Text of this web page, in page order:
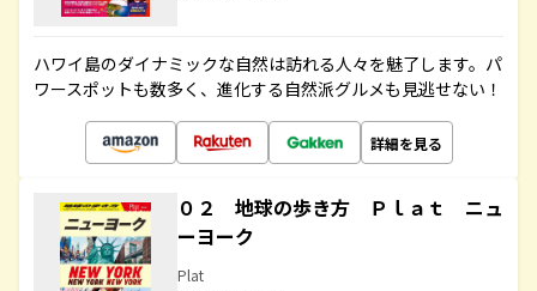
ハワイ島のダイナミックな自然は訪れる人々を魅了します。パ
ワースポットも数多く、進化する自然派グルメも見逃せない！
詳細を見る
０２ 地球の歩き方 Ｐｌａｔ ニュ
ーヨーク
Plat